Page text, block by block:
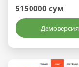
5150000 сум
Демоверсия